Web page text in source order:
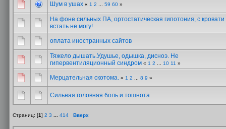
Шум в ушах « 1 2 59 60 »
На фоне сильных ПА, ортостатическая гипотония, с кровати
встать не могу!
оплата иностранных сайтов
Тяжело дышать.Удушье, одышка, дисноэ. Не
гипервентиляционный синдром « 1 2 10 11 »
Мерцательная скотома. « 1 2 8 9 »
Сильная головная боль и тошнота
Страниц: [1] 2 3 414 Вверх